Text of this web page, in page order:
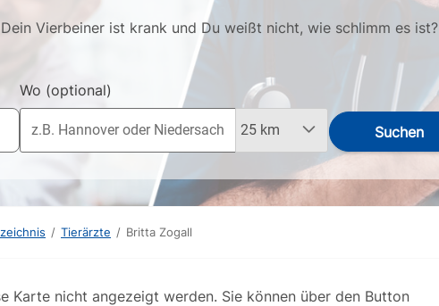
Vierbeiner ist krank und Du weißt nicht, wie schlimm es ist?
Wo (optional)
Suchen
/ Tierärzte / Britta Zogall
Karte nicht angezeigt werden. Sie können über den Button